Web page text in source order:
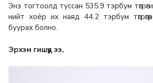
Энэ тогтоолд туссан 535.9 тэрбум
нийт хоёр их наяд 44.2 тэрбум
буурах болно.
Эрхэм гишүүд ээ,